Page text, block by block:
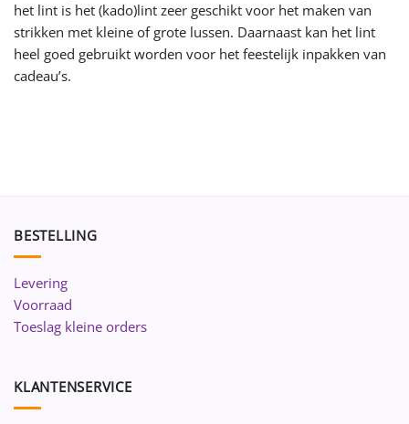
het lint is het (kado)lint zeer geschikt voor het maken van
strikken met kleine of grote lussen. Daarnaast kan het lint
heel goed gebruikt worden voor het feestelijk inpakken van
cadeau’s.
BESTELLING
Levering
Voorraad
Toeslag kleine orders
KLANTENSERVICE